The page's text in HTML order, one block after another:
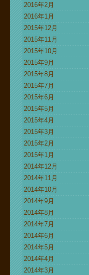
2016年2月
2016年1月
2015年12月
2015年11月
2015年10月
2015年9月
2015年8月
2015年7月
2015年6月
2015年5月
2015年4月
2015年3月
2015年2月
2015年1月
2014年12月
2014年11月
2014年10月
2014年9月
2014年8月
2014年7月
2014年6月
2014年5月
2014年4月
2014年3月